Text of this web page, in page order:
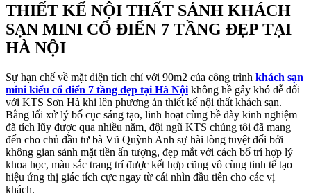
THIẾT KẾ NỘI THẤT SẢNH KHÁCH
SẠN MINI CỔ ĐIỂN 7 TẦNG ĐẸP TẠI
HÀ NỘI
Sự hạn chế về mặt diện tích chỉ với 90m2 của công trình khách sạn
mini kiểu cổ điển 7 tầng đẹp tại Hà Nội không hề gây khó dễ đối
với KTS Sơn Hà khi lên phương án thiết kế nội thất khách sạn.
Bằng lối xử lý bố cục sáng tạo, linh hoạt cùng bề dày kinh nghiệm
đã tích lũy được qua nhiều năm, đội ngũ KTS chúng tôi đã mang
đến cho chủ đầu tư bà Vũ Quỳnh Anh sự hài lòng tuyệt đối bởi
không gian sảnh mặt tiền ấn tượng, đẹp mắt với cách bố trí hợp lý
khoa học, màu sắc trang trí được kết hợp cũng vô cùng tinh tế tạo
hiệu ứng thị giác tích cực ngay từ cái nhìn đầu tiên cho các vị
khách.